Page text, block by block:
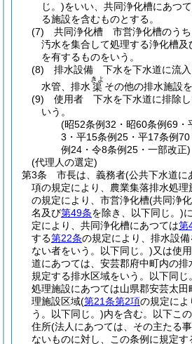
じ。)をいい、共同浄化槽にあつ
る施設を含むものとする。
(7)
共同浄化槽 市営浄化槽のう
汚水を集合して処理する浄化槽
を有するものをいう。
(8)
排水設備 下水を下水道に流
水管、排水 渠
きよ
その他の排水施設を
(9)
使用者 下水を下水道に排除し
いう。
(昭52条例32・昭60条例69・
3・平15条例25・平17条例
例24・令8条例25・一部改正)
(代理人の選定)
第3条
市長は、義務者(公共下水道に
項の規定により、農業集落排水処理
の規定により、市営浄化槽(共同浄
名及び第49条を除き、以下同じ。)
定により、共同浄化槽にあつては第
する第22条の規定により、排水設
ない者をいう。以下同じ。)又は使
道にあつては、安芸郡府中町内の排
規定する排水区域をいう。以下同じ
処理施設にあつては山県郡安芸太
理施設区域(第21条第2項の規定によ
う。以下同じ。)内を含む。以下こ
住所(法人にあつては、その主たる
ないものに対し、この条例に規定